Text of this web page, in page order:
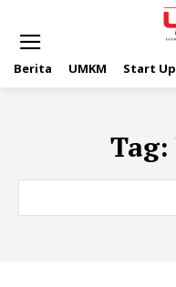
Berita UMKM Start Up
Tag: